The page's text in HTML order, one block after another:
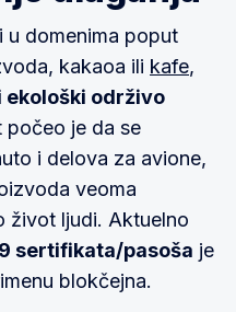
u domenima poput
kakaoa ili kafe,
ekološki održivo
počeo je da se
i delova za avione,
veoma
život ljudi. Aktuelno
sertifikata/pasoša je
blokčejna.